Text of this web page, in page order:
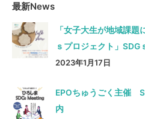
最新News
「女子大生が地域課
ｓプロジェクト」
2023年1月17日
EPOちゅうごく主催
内